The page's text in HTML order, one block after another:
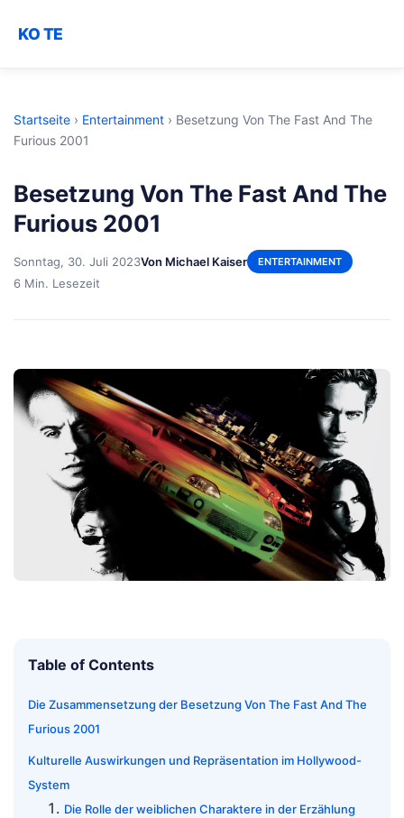
KO TE
Startseite › Entertainment › Besetzung Von The Fast And The
Furious 2001
Besetzung Von The Fast And The
Furious 2001
Sonntag, 30. Juli 2023Von Michael Kaiser ENTERTAINMENT
6 Min. Lesezeit
Table of Contents
Die Zusammensetzung der Besetzung Von The Fast And The
Furious 2001
Kulturelle Auswirkungen und Repräsentation im Hollywood-
System
Die Rolle der weiblichen Charaktere in der Erzählung